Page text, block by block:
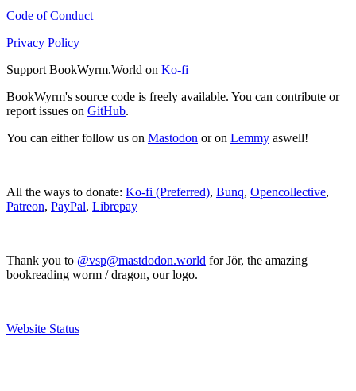
Code of Conduct
Privacy Policy
Support BookWyrm.World on Ko-fi
BookWyrm's source code is freely available. You can contribute or
report issues on GitHub.
You can either follow us on Mastodon or on Lemmy aswell!
All the ways to donate: Ko-fi (Preferred), Bunq, Opencollective,
Patreon, PayPal, Librepay
Thank you to @vsp@mastdodon.world for Jör, the amazing
bookreading worm / dragon, our logo.
Website Status